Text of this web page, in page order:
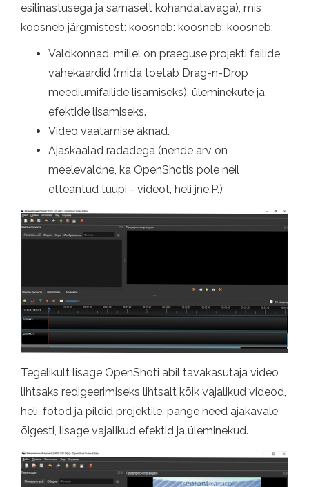
esilinastusega ja sarnaselt kohandatavaga), mis
koosneb järgmistest: koosneb: koosneb: koosneb:
Valdkonnad, millel on praeguse projekti failide
vahekaardid (mida toetab Drag-n-Drop
meediumifailide lisamiseks), üleminekute ja
efektide lisamiseks.
Video vaatamise aknad.
Ajaskaalad radadega (nende arv on
meelevaldne, ka OpenShotis pole neil
etteantud tüüpi - videot, heli jne.P.)
Tegelikult lisage OpenShoti abil tavakasutaja video
lihtsaks redigeerimiseks lihtsalt kõik vajalikud videod,
heli, fotod ja pildid projektile, pange need ajakavale
õigesti, lisage vajalikud efektid ja üleminekud.